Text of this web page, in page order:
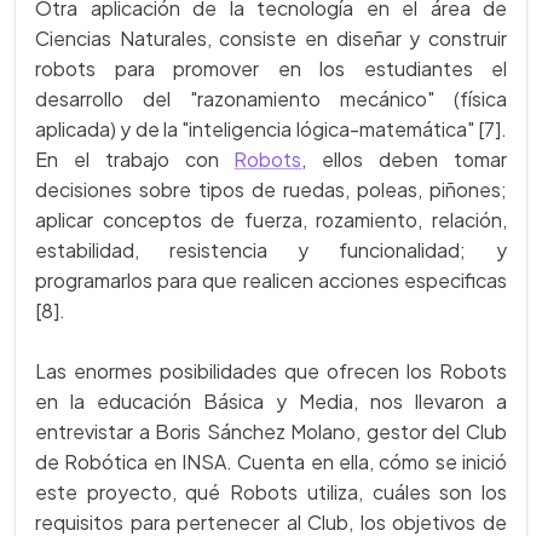
Otra aplicación de la tecnología en el área de
Ciencias Naturales, consiste en diseñar y construir
robots para promover en los estudiantes el
desarrollo del "razonamiento mecánico" (física
aplicada) y de la "inteligencia lógica-matemática" [7].
En el trabajo con Robots, ellos deben tomar
decisiones sobre tipos de ruedas, poleas, piñones;
aplicar conceptos de fuerza, rozamiento, relación,
estabilidad, resistencia y funcionalidad; y
programarlos para que realicen acciones especificas
[8].
Las enormes posibilidades que ofrecen los Robots
en la educación Básica y Media, nos llevaron a
entrevistar a Boris Sánchez Molano, gestor del Club
de Robótica en INSA. Cuenta en ella, cómo se inició
este proyecto, qué Robots utiliza, cuáles son los
requisitos para pertenecer al Club, los objetivos de